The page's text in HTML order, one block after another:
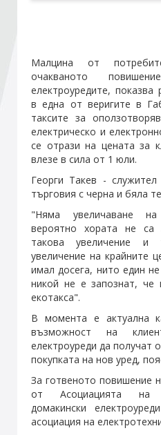
Малцина от
очакваното
електроуредите, показва
в една от веригите в
таксите за
електрическо и
се отрази на цената за
влезе в сила от 1 юли.
Георги Такев -
търговия с черна и бяла
"Няма увеличаване
вероятно хората не
такова увеличение
увеличение на крайните
имал досега, нито един
никой не е запознат, че
екотакса".
В момента е актуална
възможност на
електроуреди да получат
покупката на нов уред,
За готвеното повишение
от Асоциацията на
домакински
асоциация на